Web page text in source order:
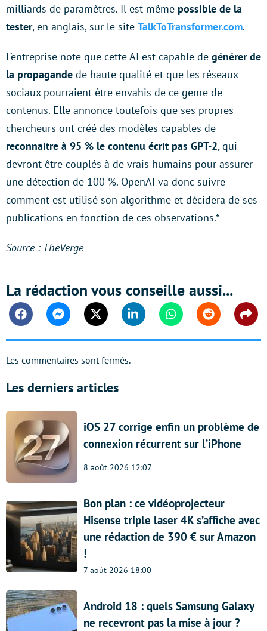
milliards de paramètres. Il est même possible de la
tester, en anglais, sur le site TalkToTransformer.com.
L’entreprise note que cette AI est capable de générer de
la propagande de haute qualité et que les réseaux
sociaux pourraient être envahis de ce genre de
contenus. Elle annonce toutefois que ses propres
chercheurs ont créé des modèles capables de
reconnaitre à 95 % le contenu écrit pas GPT-2, qui
devront être couplés à de vrais humains pour assurer
une détection de 100 %. OpenAI va donc suivre
comment est utilisé son algorithme et décidera de ses
publications en fonction de ces observations.*
Source : TheVerge
La rédaction vous conseille aussi...
FacebookMessengerTwitter Linkedin WhatsappReddit
Les commentaires sont fermés.
Les derniers articles
iOS 27 corrige enfin un problème de
connexion récurrent sur l’iPhone
8 août 2026 12:07
Bon plan : ce vidéoprojecteur
Hisense triple laser 4K s’affiche avec
une rédaction de 390 € sur Amazon
!
7 août 2026 18:00
Android 18 : quels Samsung Galaxy
ne recevront pas la mise à jour ?